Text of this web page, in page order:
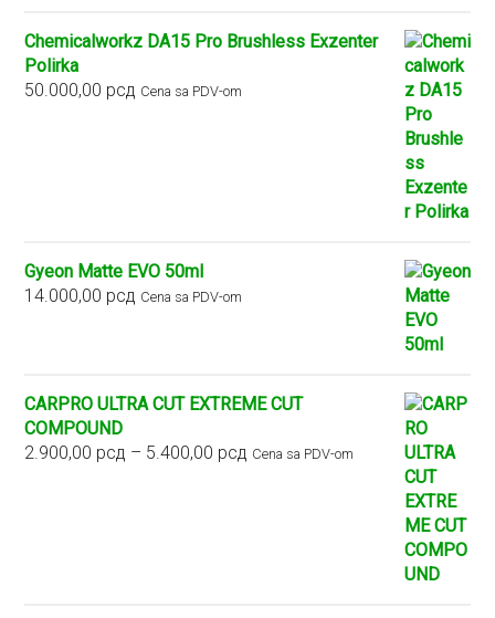
Chemicalworkz DA15 Pro Brushless Exzenter
Polirka
50.000,00 рсд Cena sa PDV-om
Gyeon Matte EVO 50ml
14.000,00 рсд Cena sa PDV-om
CARPRO ULTRA CUT EXTREME CUT
COMPOUND
2.900,00 рсд – 5.400,00 рсд Raspon
Cena sa PDV-om